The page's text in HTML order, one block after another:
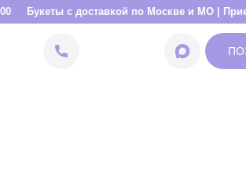
доставкой по Москве и МО | Прием заказов с